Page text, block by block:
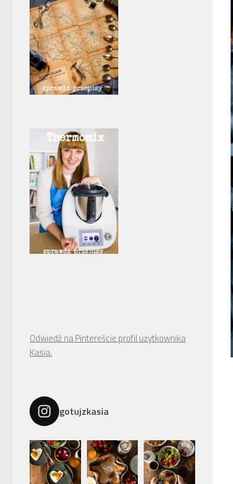
Odwiedź na Pintereście profil użytkownika
Kasia.
gotujzkasia